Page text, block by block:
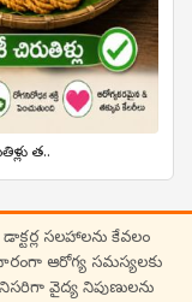
త..
సలహాలను కేవలం
ఆరోగ్య సమస్యలకు
వైద్య నిపుణులను